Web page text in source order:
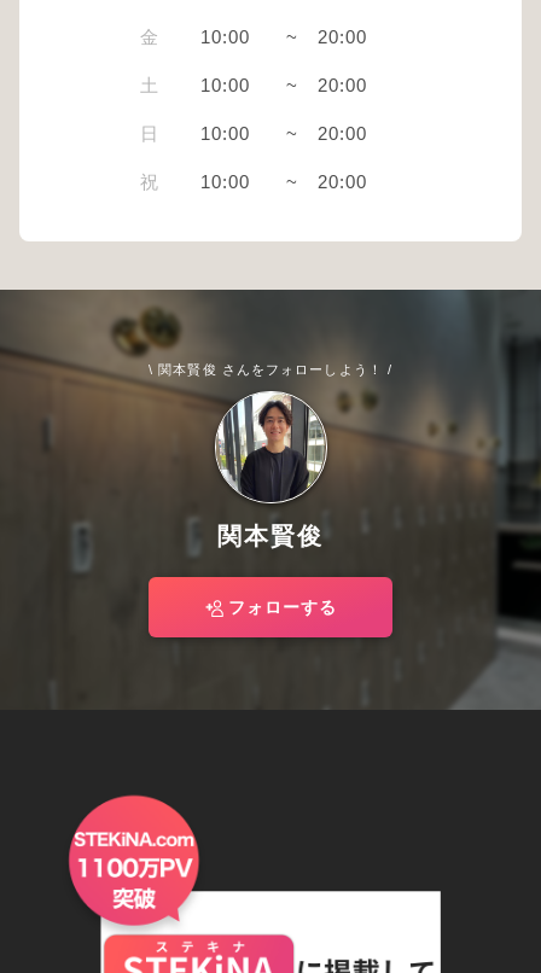
金 10:00 ~ 20:00
土 10:00 ~ 20:00
日 10:00 ~ 20:00
祝 10:00 ~ 20:00
\ 関本賢俊 さんをフォローしよう！ /
関本賢俊
フォローする